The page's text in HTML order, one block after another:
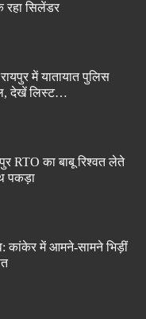
रहा सिलेंडर
में यातायात पुलिस
देखें लिस्ट…
RTO का बाबू रिश्वत लेते
पकड़ा
कांकेर में आमने-सामने भिड़ीं